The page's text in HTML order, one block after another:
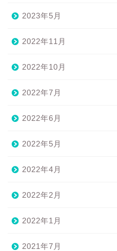
2023年5月
2022年11月
2022年10月
2022年7月
2022年6月
2022年5月
2022年4月
2022年2月
2022年1月
2021年7月